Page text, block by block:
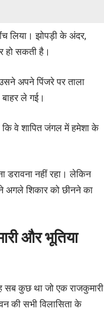
लिया। झोपड़ी के अंदर,
हो सकती है।
अपने पिंजरे पर ताला
ले गई।
कि वे शापित जंगल में हमेशा के
नहीं रहा। लेकिन
अगले शिकार को छीनने का
और भूतिया
सब कुछ था जो एक राजकुमारी
की सभी विलासिता के